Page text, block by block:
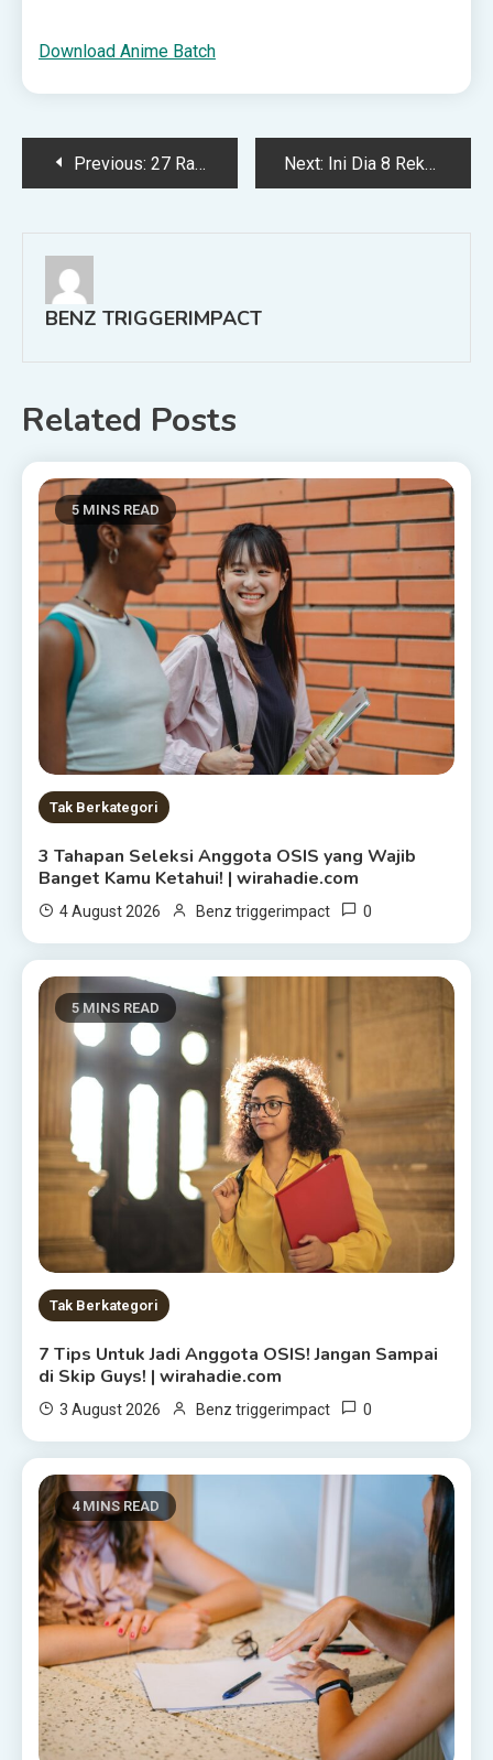
Download Anime Batch
PostPrevious: 27 Rangkuman Materi SMP Kelas 7, 8 dan 9 Lengkap Semua Pelajaran! Download PDF Next: Ini Dia 8 Rekomendasi Sekolah Pramugari Terbaik di Indonesia! | wirahadie.com
BENZ TRIGGERIMPACT
Related Posts
5 MINS READ
Tak Berkategori
3 Tahapan Seleksi Anggota OSIS yang Wajib
Banget Kamu Ketahui! | wirahadie.com
4 August 2026 Benz triggerimpact 0
5 MINS READ
Tak Berkategori
7 Tips Untuk Jadi Anggota OSIS! Jangan Sampai
di Skip Guys! | wirahadie.com
3 August 2026 Benz triggerimpact 0
4 MINS READ